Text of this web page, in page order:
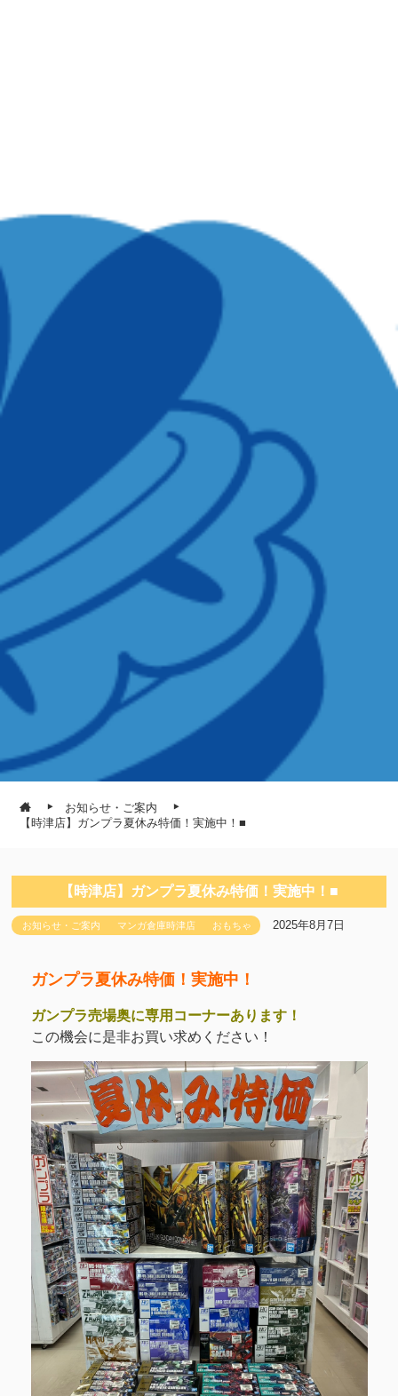
お知らせ・ご案内
【時津店】ガンプラ夏休み特価！実施中！■
【時津店】ガンプラ夏休み特価！実施中！■
お知らせ・ご案内 マンガ倉庫時津店 おもちゃ 2025年8月7日
ガンプラ夏休み特価！実施中！
ガンプラ売場奥に専用コーナーあります！
この機会に是非お買い求めください！